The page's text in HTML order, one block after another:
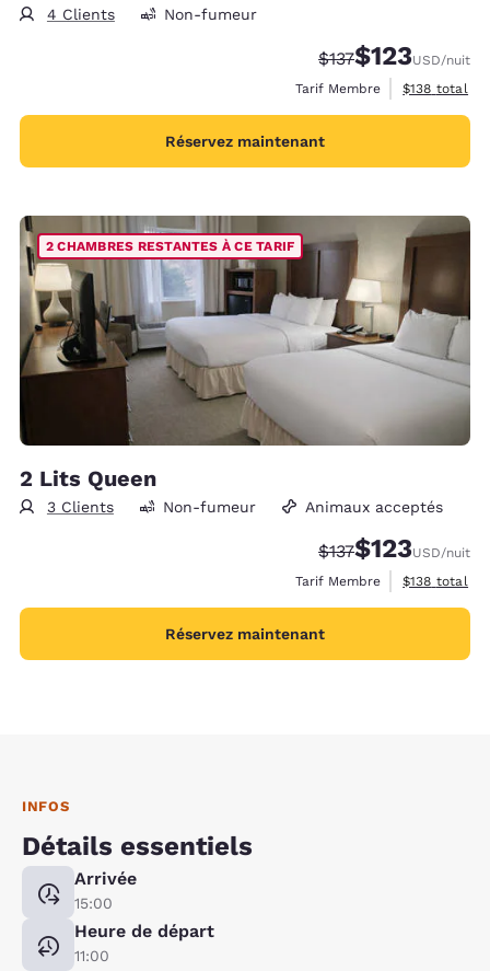
4 Clients Non-fumeur
Tarif barré :
$137Tarif réduit :
$123USD/nuit
Tarif Membre
Afficher les
$138 total
Réservez maintenant
2 CHAMBRES RESTANTES À CE TARIF
2 Lits Queen
3 Clients Non-fumeur Animaux acceptés
Tarif barré :
$137Tarif réduit :
$123USD/nuit
Tarif Membre
Afficher les
$138 total
Réservez maintenant
INFOS
Détails essentiels
Arrivée
15:00
Heure de départ
11:00